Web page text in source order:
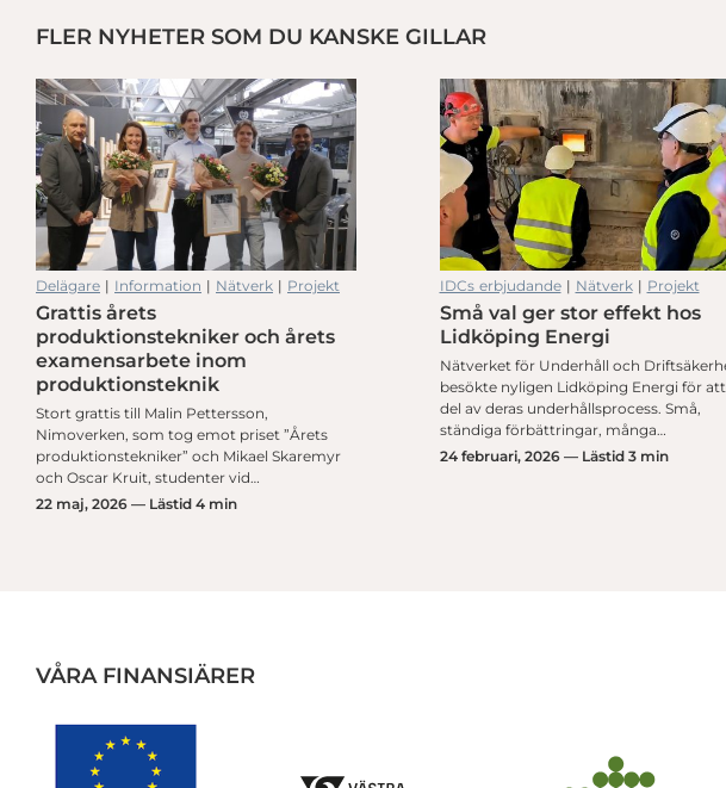
FLER NYHETER SOM DU KANSKE GILLAR
Delägare | Information | Nätverk | Projekt
Grattis årets
produktionstekniker och årets
examensarbete inom
produktionsteknik
Stort grattis till Malin Pettersson,
Nimoverken, som tog emot priset ”Årets
produktionstekniker” och Mikael Skaremyr
och Oscar Kruit, studenter vid…
22 maj, 2026 — Lästid 4 min
IDCs erbjudande| Nätverk| Projekt
Små val ger stor effekt hos
Lidköping Energi
Nätverket för Underhåll och
besökte nyligen Lidköping Energi för
del av deras underhållsprocess. Små,
ständiga förbättringar, många…
24 februari, 2026 — Lästid 3 min
processer
processer
Affärssystem i praktiken hos NSI i Skövde
Affärssystem i praktiken hos NSI i Skövde
VÅRA FINANSIÄRER